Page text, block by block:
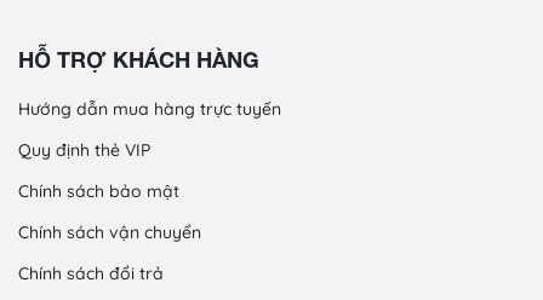
HỖ TRỢ KHÁCH HÀNG
Hướng dẫn mua hàng trực tuyến
Quy định thẻ VIP
Chính sách bảo mật
Chính sách vận chuyển
Chính sách đổi trả